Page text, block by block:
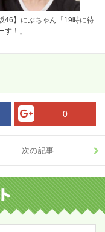
46】にぶちゃん「19時に待
す！」
0
次の記事